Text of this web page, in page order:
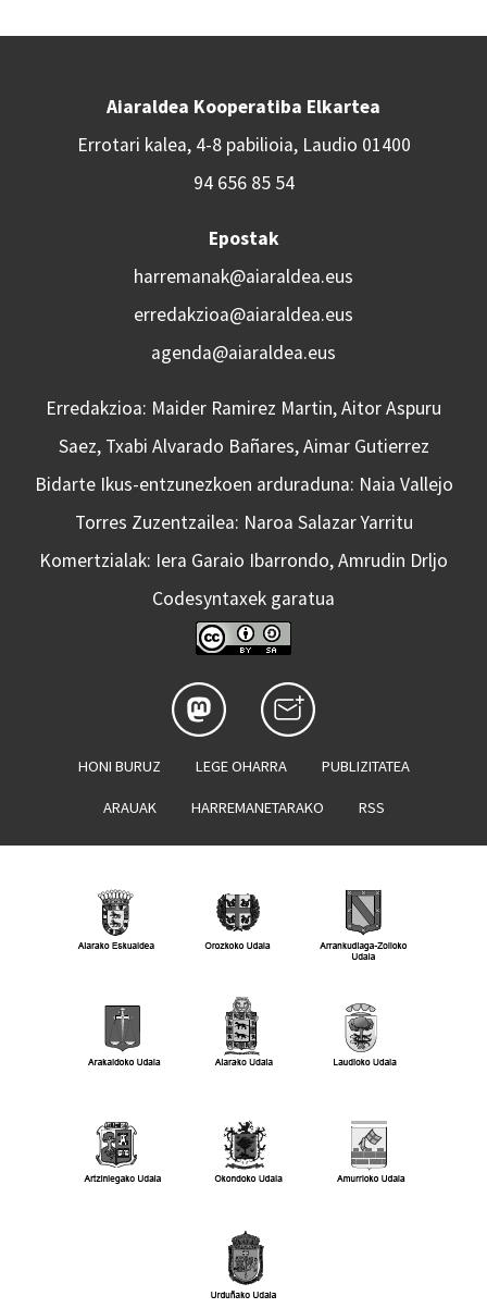
Aiaraldea Kooperatiba Elkartea
Errotari kalea, 4-8 pabilioia, Laudio 01400
94 656 85 54
Epostak
harremanak@aiaraldea.eus
erredakzioa@aiaraldea.eus
agenda@aiaraldea.eus
Erredakzioa: Maider Ramirez Martin, Aitor Aspuru
Saez, Txabi Alvarado Bañares, Aimar Gutierrez
Bidarte Ikus-entzunezkoen arduraduna: Naia Vallejo
Torres Zuzentzailea: Naroa Salazar Yarritu
Komertzialak: Iera Garaio Ibarrondo, Amrudin Drljo
Codesyntaxek garatua
HONI BURUZ LEGE OHARRA PUBLIZITATEA
ARAUAK HARREMANETARAKO RSS